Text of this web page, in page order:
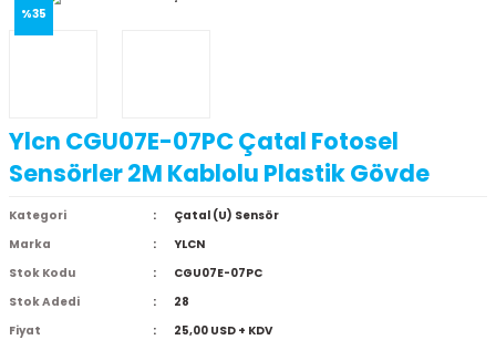
%35
Ylcn CGU07E-07PC Çatal Fotosel
Sensörler 2M Kablolu Plastik Gövde
Kategori
Çatal (U) Sensör
Marka
YLCN
Stok Kodu
CGU07E-07PC
Stok Adedi
28
Fiyat
25,00 USD + KDV